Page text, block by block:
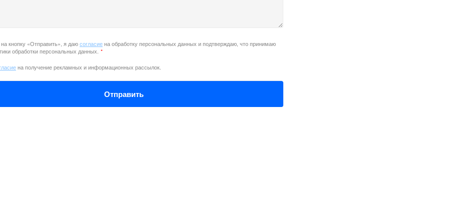
кнопку «Отправить», я даюсогласиена обработку персональных данных и подтверждаю, что принимаю
обработки персональных данных. *
на получение рекламных и информационных рассылок.
Отправить